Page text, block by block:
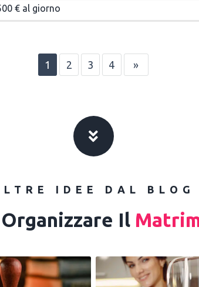
€ al giorno
1 2 3 4 »
IDEE DAL BLOG
Il